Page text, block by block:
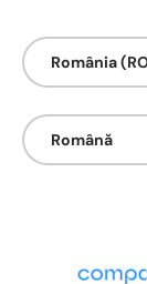
Țarǎ/Regiune
România
Limbā
Română